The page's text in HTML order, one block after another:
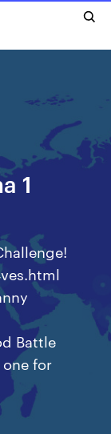
1
Battle
one for